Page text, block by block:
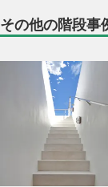
その他の階段事